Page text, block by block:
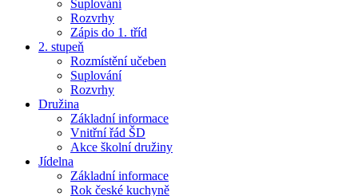
Suplování
Rozvrhy
Zápis do 1. tříd
2. stupeň
Rozmístění učeben
Suplování
Rozvrhy
Družina
Základní informace
Vnitřní řád ŠD
Akce školní družiny
Jídelna
Základní informace
Rok české kuchyně